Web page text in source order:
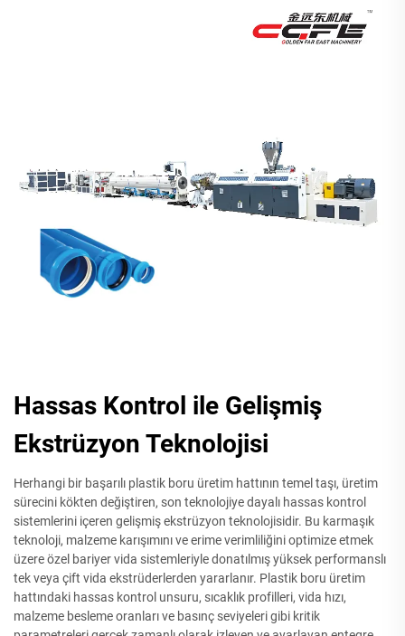
Hassas Kontrol ile Gelişmiş
Ekstrüzyon Teknolojisi
Herhangi bir başarılı plastik boru üretim hattının temel taşı, üretim
sürecini kökten değiştiren, son teknolojiye dayalı hassas kontrol
sistemlerini içeren gelişmiş ekstrüzyon teknolojisidir. Bu karmaşık
teknoloji, malzeme karışımını ve erime verimliliğini optimize etmek
üzere özel bariyer vida sistemleriyle donatılmış yüksek performanslı
tek veya çift vida ekstrüderlerden yararlanır. Plastik boru üretim
hattındaki hassas kontrol unsuru, sıcaklık profilleri, vida hızı,
malzeme besleme oranları ve basınç seviyeleri gibi kritik